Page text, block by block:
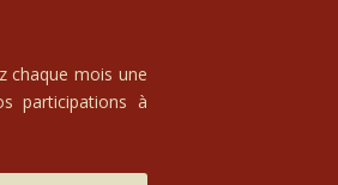
chaque mois une
participations à